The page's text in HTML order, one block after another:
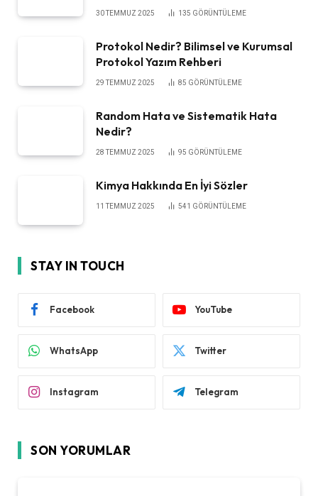
30 TEMMUZ 2025 135 GÖRÜNTÜLEME
Protokol Nedir? Bilimsel ve Kurumsal
Protokol Yazım Rehberi
29 TEMMUZ 2025 85 GÖRÜNTÜLEME
Random Hata ve Sistematik Hata
Nedir?
28 TEMMUZ 2025 95 GÖRÜNTÜLEME
Kimya Hakkında En İyi Sözler
11 TEMMUZ 2025 541 GÖRÜNTÜLEME
STAY IN TOUCH
Facebook YouTube
WhatsApp Twitter
Instagram Telegram
SON YORUMLAR